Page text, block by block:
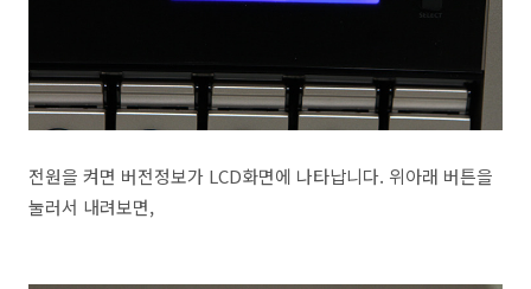
전원을 켜면 버전정보가 LCD화면에 나타납니다. 위아래 버튼을
눌러서 내려보면,